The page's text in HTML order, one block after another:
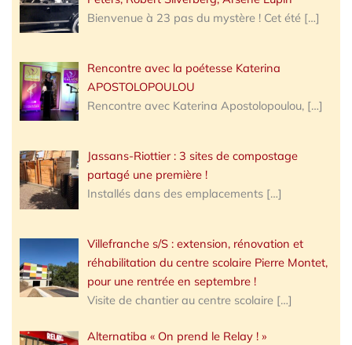
Bienvenue à 23 pas du mystère ! Cet été […]
Rencontre avec la poétesse Katerina
APOSTOLOPOULOU
Rencontre avec Katerina Apostolopoulou, […]
Jassans-Riottier : 3 sites de compostage
partagé une première !
Installés dans des emplacements […]
Villefranche s/S : extension, rénovation et
réhabilitation du centre scolaire Pierre Montet,
pour une rentrée en septembre !
Visite de chantier au centre scolaire […]
Alternatiba « On prend le Relay ! »